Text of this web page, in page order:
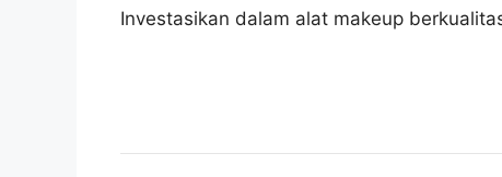
Investasikan dalam alat makeup